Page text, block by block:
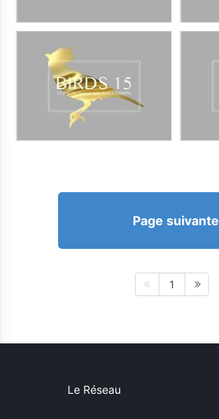
Page suivante
1
Le Réseau